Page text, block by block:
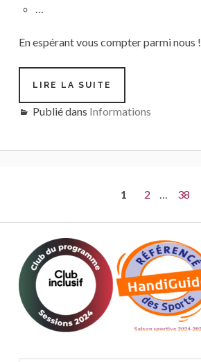
En espérant vous compter parmi nous !
LIRE LA SUITE
CLUB
Publié dans Informations
articles
PAGE
1 Page
2 Page
38